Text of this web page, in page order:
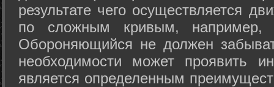
результате чего осуществляется
по сложным кривым, например,
Обороняющийся не должен
необходимости может проявить
является определенным